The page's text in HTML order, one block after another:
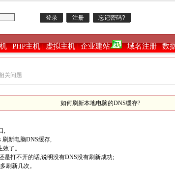
|PHP主机|虚拟主机|企业建站 |域名注册|数
关问题
如何刷新本地电脑的DNS缓存?
,
刷新电脑DNS缓存,
了。
是打不开的话,说明没有DNS没有刷新成功;
刷新几次。